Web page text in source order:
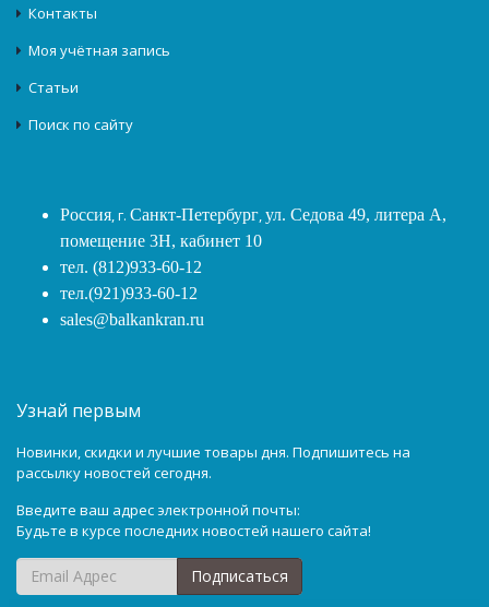
Контакты
Моя учётная запись
Статьи
Поиск по сайту
Россия, г. Санкт-Петербург,ул. Седова 49, литера А,
помещение 3Н, кабинет 10
тел. (812)933-60-12
тел.(921)933-60-12
sales@balkankran.ru
Узнай первым
Новинки, скидки и лучшие товары дня. Подпишитесь на
рассылку новостей сегодня.
Введите ваш адрес электронной почты:
Будьте в курсе последних новостей нашего сайта!
Подписаться